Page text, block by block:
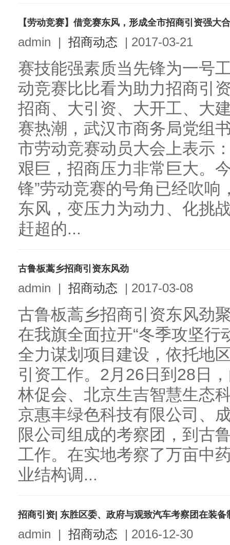
【劳动竞赛】借竞赛东风，形成全市招商引资强大
admin | 招商动态 | 2017-03-21
赛技能强素质当先锋为一号
动竞赛比比看为助力招商引
招商、大引资、大开工、大
赛热潮，武汉市商务局党组
市劳动竞赛动员大会上表示
艰巨，招商压力非常巨大。
锋”劳动竞赛的号角已经吹
东风，变压力为动力、化挑
赶超的...
古鲁板蒿乡招商引资东风劲
admin | 招商动态 | 2017-03-08
古鲁板蒿乡招商引资东风劲
在我旗全面拉开“冬季攻坚行
全力谋划项目建设，依托地
引资工作。2月26日到28日
林促会、北京生吉智慧生态
京惠丰绿色科技有限公司、
限公司组成的考察团，到古
工作。在实地考察了万亩中
业结构调...
招商引资| 东胜区委、政府与观致汽车考察团在装备
admin | 招商动态 | 2016-12-30